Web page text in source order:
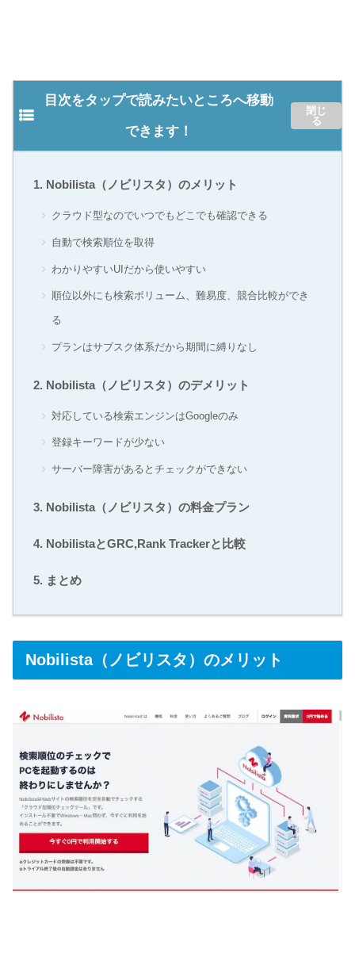
目次をタップで読みたいところへ移動
できます！
Nobilista（ノビリスタ）のメリット
クラウド型なのでいつでもどこでも確認できる
自動で検索順位を取得
わかりやすいUIだから使いやすい
順位以外にも検索ボリューム、難易度、競合比較ができ
る
プランはサブスク体系だから期間に縛りなし
Nobilista（ノビリスタ）のデメリット
対応している検索エンジンはGoogleのみ
登録キーワードが少ない
サーバー障害があるとチェックができない
Nobilista（ノビリスタ）の料金プラン
NobilistaとGRC,Rank Trackerと比較
まとめ
Nobilista（ノビリスタ）のメリット